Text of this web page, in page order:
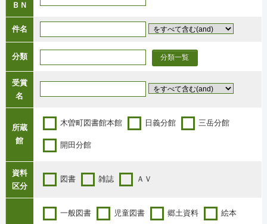
ＢＮ
件名
分類 分類一覧
受賞
名
所蔵
館
木曽町図書館本館 日義分館 三岳分館
開田分館
資料
区分
図書 雑誌 ＡＶ
一般図書 児童図書 郷土資料 絵本